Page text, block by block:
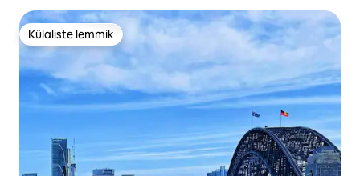
Külaliste lemmik
Külaliste lemmik